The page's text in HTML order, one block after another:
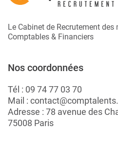
Le Cabinet de Recrutement des
Comptables & Financiers
Nos coordonnées
Tél : 09 74 77 03 70
Mail :
Adresse : 78 avenue des
75008 Paris